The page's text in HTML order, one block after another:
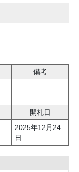
備考
開札日
2025年12月24
日